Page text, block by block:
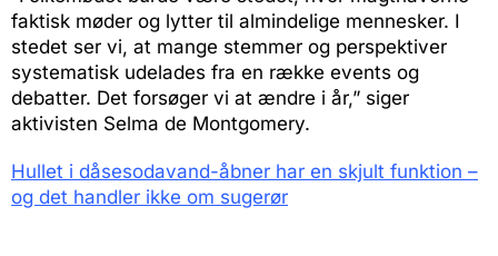
faktisk møder og lytter til almindelige mennesker. I
stedet ser vi, at mange stemmer og perspektiver
systematisk udelades fra en række events og
debatter. Det forsøger vi at ændre i år,” siger
aktivisten Selma de Montgomery.
Hullet i dåsesodavand-åbner har en skjult funktion –
og det handler ikke om sugerør